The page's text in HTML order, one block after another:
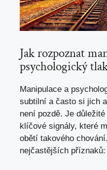
Jak rozpoznat
psychologický
Manipulace a
subtilní a často si jich
není pozdě. Je
klíčové signály, které
obětí takového
nejčastějších příznaků: